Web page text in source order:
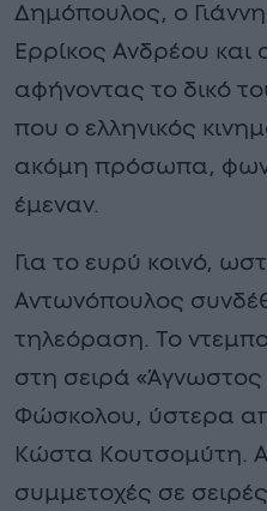
Δημόπουλος, ο
Ερρίκος Ανδρέου και
αφήνοντας το δικό
που ο ελληνικός
ακόμη πρόσωπα,
έμεναν.
Για το ευρύ κοινό,
Αντωνόπουλος
τηλεόραση. Το
στη σειρά
Φώσκολου, ύστερα
Κώστα Κουτσομύτη.
συμμετοχές σε